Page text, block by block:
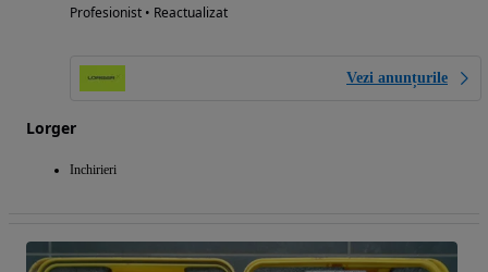
Profesionist • Reactualizat
Vezi anunțurile
Lorger
Inchirieri